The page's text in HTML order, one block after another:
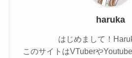
haruka
はじめまして！
このサイトはVTuberや